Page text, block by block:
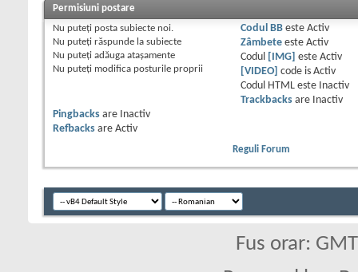
Permisiuni postare
Nu puteţi posta subiecte noi.
Nu puteţi răspunde la subiecte
Nu puteţi adăuga ataşamente
Nu puteţi modifica posturile proprii
Codul BBeste Activ
Zâmbeteeste Activ
Codul
[IMG] este Activ
[VIDEO]
code is Activ
Codul HTML este
Inactiv
Trackbacksare
Inactiv
Pingbacks are
Inactiv
Refbacks are Activ
Reguli Forum
Fus orar: